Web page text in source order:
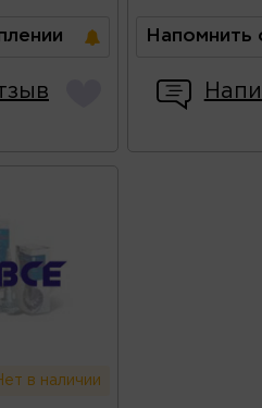
Напомнить
в наличии